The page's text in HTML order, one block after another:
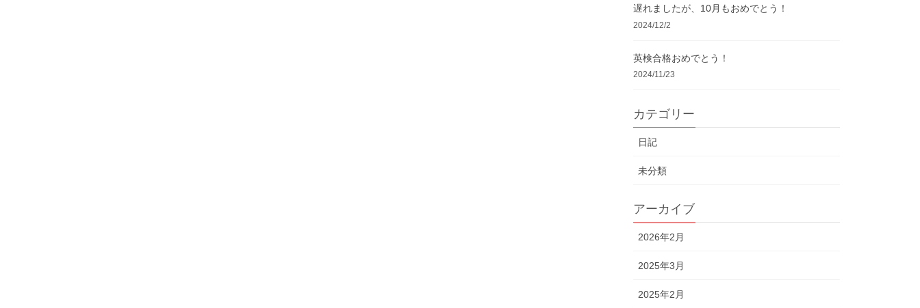
遅れましたが、10月もおめでとう！
2024/12/2
英検合格おめでとう！
2024/11/23
カテゴリー
日記
未分類
アーカイブ
2026年2月
2025年3月
2025年2月